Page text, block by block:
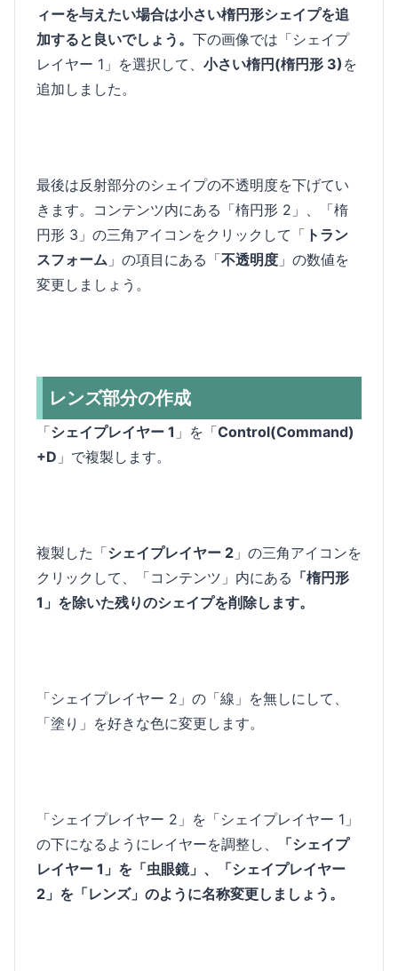
ィーを与えたい場合は小さい楕円形シェイプを追
加すると良いでしょう。 下の画像では「シェイプ
レイヤー 1」を選択して、 小さい楕円(楕円形 3) を
追加しました。
最後は反射部分のシェイプの不透明度を下げてい
きます。コンテンツ内にある「楕円形 2」、「楕
円形 3」の三角アイコンをクリックして「 トラン
スフォーム 」の項目にある「不透明度 」の数値を
変更しましょう。
レンズ部分の作成
「シェイプレイヤー 1 」を「Control(Command)
+D 」で複製します。
複製した「シェイプレイヤー 2 」の三角アイコンを
クリックして、「コンテンツ」内にある 「楕円形
1」を除いた残りのシェイプを削除します。
「シェイプレイヤー 2」の「線」を無しにして、
「塗り」を好きな色に変更します。
「シェイプレイヤー 2」を「シェイプレイヤー 1」
の下になるようにレイヤーを調整し、
「シェイプ
レイヤー 1」を「虫眼鏡」、「シェイプレイヤー
2」を「レンズ」のように名称変更しましょう。